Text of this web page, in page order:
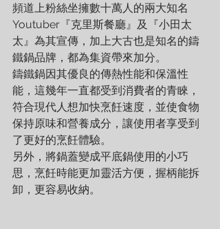
頻道上粉絲坐擁數十萬人的兩大知名
Youtuber『克里斯餐廳』及『小田太
太』為其宣傳，加上大古也是知名的鑄
鐵鍋品牌，都為集資帶來加分。
鑄鐵鍋因其優良的傳熱性能和保溫性
能，這幾年一直都受到消費者的青睞，
符合現代人想加快烹飪速度，並使食物
保持原味和營養成分，讓使用者享受到
了更好的烹飪體驗。
另外，將鍋蓋變成平底鍋使用的小巧
思，烹飪時能更加靈活方便，握柄能拆
卸，更容易收納。